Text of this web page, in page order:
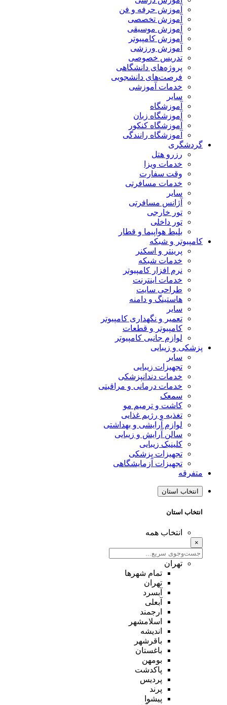
آموزش حرفه و فن
آموزش تخصصی
آموزش موسیقی
آموزش کامپیوتر
آموزش ورزشی
تدریس خصوصی
پروژه‌های دانشگاهی
فرصت‌های دانشجویی
خدمات آموزشی
سایر
آموزشگاه
آموزشگاه زبان
آموزشگاه کنکور
آموزشگاه رانندگی
گردشگری
رزرو هتل
خدمات ویزا
وقت سفارت
خدمات مسافرتی
سایر
آژانس مسافرتی
تور خارجی
تور داخلی
بلیط هواپیما و قطار
کامپیوتر و شبکه
پرینتر و اسکنر
خدمات شبکه
نرم افزار کامپیوتر
خدمات اینترنت
طراحی سایت
هاستینگ و دامنه
سایر
تعمیر و نگهداری کامپیوتر
کامپیوتر و قطعات
لوازم جانبی کامپیوتر
پزشکی و زیبایی
سایر
تجهیزات زیبایی
خدمات دندانپزشکی
خدمات درمانی و مراقبتی
سمعک
کاشت و ترمیم مو
تغذیه و رژیم غذایی
لوازم آرایشی و بهداشتی
سالن آرایش و زیبایی
کلینیک زیبایی
تجهیزات پزشکی
تجهیزات آزمایشگاهی
متفرقه
انتخاب استان
انتخاب استان
انتخاب همه
×
تهران
تمام شهر‌ها
تهران
آبسرد
آبعلی
ارجمند
اسلامشهر
اندیشه
باقرشهر
باغستان
بومهن
پاکدشت
پردیس
پرند
پیشوا